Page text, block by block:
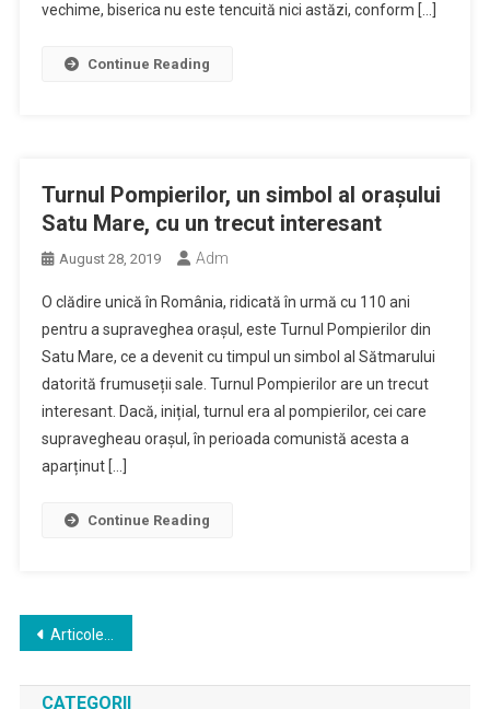
vechime, biserica nu este tencuită nici astăzi, conform […]
Continue Reading
Turnul Pompierilor, un simbol al orașului
Satu Mare, cu un trecut interesant
August 28, 2019 Adm
O clădire unică în România, ridicată în urmă cu 110 ani
pentru a supraveghea orașul, este Turnul Pompierilor din
Satu Mare, ce a devenit cu timpul un simbol al Sătmarului
datorită frumuseții sale. Turnul Pompierilor are un trecut
interesant. Dacă, inițial, turnul era al pompierilor, cei care
supravegheau orașul, în perioada comunistă acesta a
aparținut […]
Continue Reading
Navigare
în
Articole mai vechi
CATEGORII